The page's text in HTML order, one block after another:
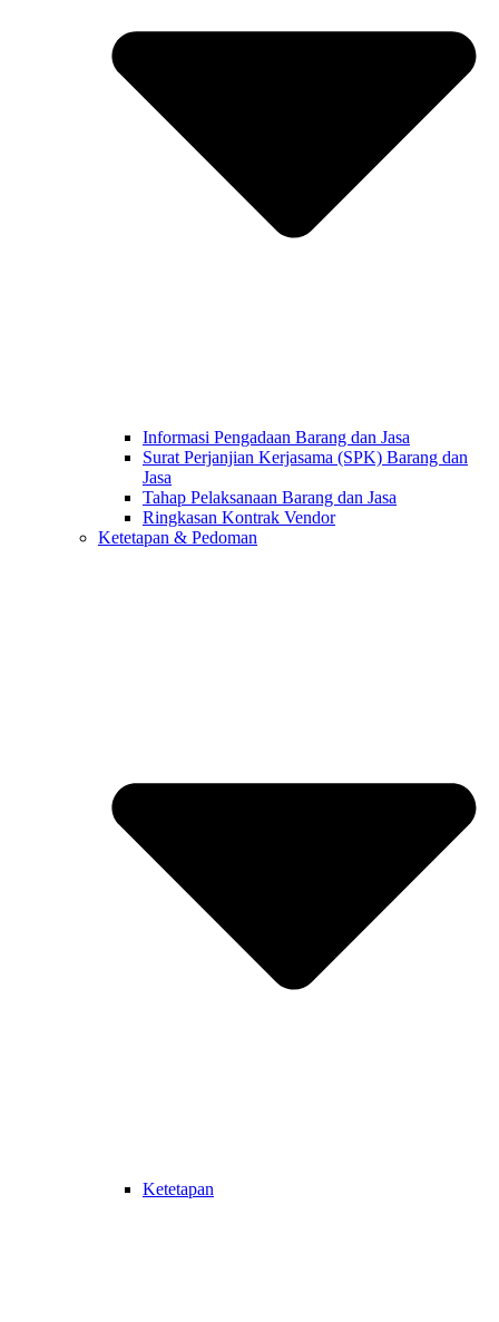
Informasi Pengadaan Barang dan Jasa
Surat Perjanjian Kerjasama (SPK) Barang dan
Jasa
Tahap Pelaksanaan Barang dan Jasa
Ringkasan Kontrak Vendor
Ketetapan & Pedoman
Ketetapan